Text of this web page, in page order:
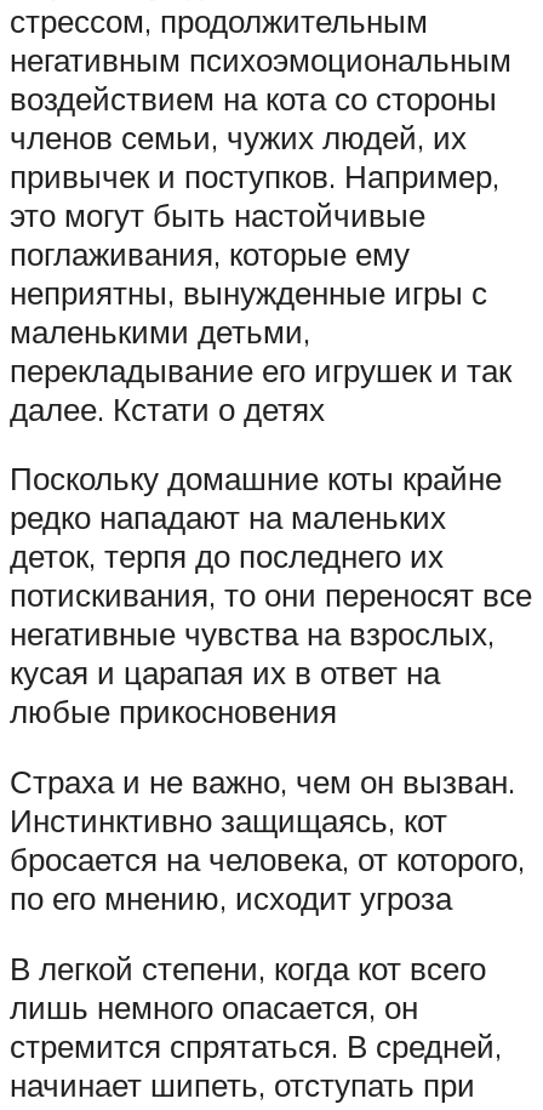
стрессом, продолжительным
негативным психоэмоциональным
воздействием на кота со стороны
членов семьи, чужих людей, их
привычек и поступков. Например,
это могут быть настойчивые
поглаживания, которые ему
неприятны, вынужденные игры с
маленькими детьми,
перекладывание его игрушек и так
далее. Кстати о детях
Поскольку домашние коты крайне
редко нападают на маленьких
деток, терпя до последнего их
потискивания, то они переносят все
негативные чувства на взрослых,
кусая и царапая их в ответ на
любые прикосновения
Страха и не важно, чем он вызван.
Инстинктивно защищаясь, кот
бросается на человека, от которого,
по его мнению, исходит угроза
В легкой степени, когда кот всего
лишь немного опасается, он
стремится спрятаться. В средней,
начинает шипеть, отступать при